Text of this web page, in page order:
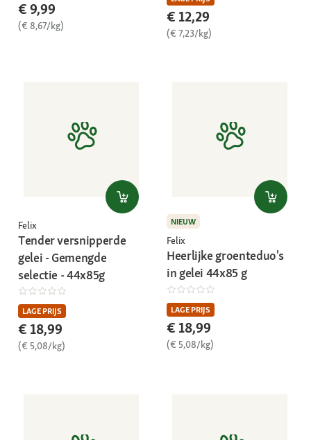
€ 9,99
(€ 8,67/kg)
€ 12,29
(€ 7,23/kg)
Felix
Tender versnipperde
gelei - Gemengde
selectie - 44x85g
LAGE PRIJS
€ 18,99
(€ 5,08/kg)
NIEUW
Felix
Heerlijke groenteduo's
in gelei 44x85 g
LAGE PRIJS
€ 18,99
(€ 5,08/kg)